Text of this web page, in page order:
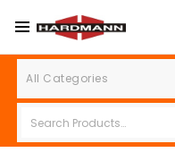
All Categories